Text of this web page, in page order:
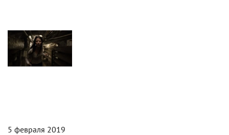
5 февраля 2019